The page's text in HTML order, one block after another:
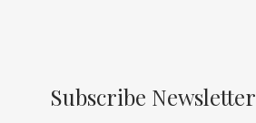
Subscribe Newsletter